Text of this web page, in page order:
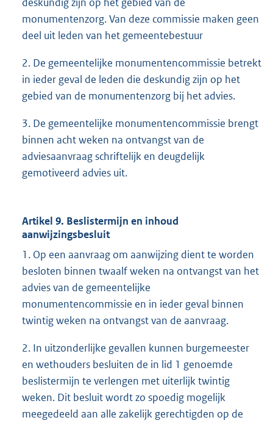
monumentenzorg. Van deze commissie maken geen
deel uit leden van het gemeentebestuur
2. De gemeentelijke monumentencommissie betrekt
in ieder geval de leden die deskundig zijn op het
gebied van de monumentenzorg bij het advies.
3. De gemeentelijke monumentencommissie brengt
binnen acht weken na ontvangst van de
adviesaanvraag schriftelijk en deugdelijk
gemotiveerd advies uit.
Artikel 9. Beslistermijn en inhoud
aanwijzingsbesluit
1. Op een aanvraag om aanwijzing dient te worden
besloten binnen twaalf weken na ontvangst van het
advies van de gemeentelijke
monumentencommissie en in ieder geval binnen
twintig weken na ontvangst van de aanvraag.
2. In uitzonderlijke gevallen kunnen burgemeester
en wethouders besluiten de in lid 1 genoemde
beslistermijn te verlengen met uiterlijk twintig
weken. Dit besluit wordt zo spoedig mogelijk
meegedeeld aan alle zakelijk gerechtigden op de